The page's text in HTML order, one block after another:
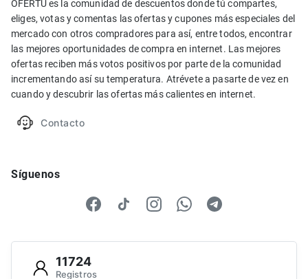
OFERTU es la comunidad de descuentos donde tú compartes,
eliges, votas y comentas las ofertas y cupones más especiales del
mercado con otros compradores para así, entre todos, encontrar
las mejores oportunidades de compra en internet. Las mejores
ofertas reciben más votos positivos por parte de la comunidad
incrementando así su temperatura. Atrévete a pasarte de vez en
cuando y descubrir las ofertas más calientes en internet.
Contacto
Síguenos
11724
Registros